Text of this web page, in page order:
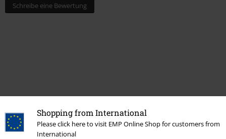
Shopping from International
Please click here to visit EMP Online Shop for customers from
International
Schreibe eine Bewertung
Zuletzt angesehene Artikel